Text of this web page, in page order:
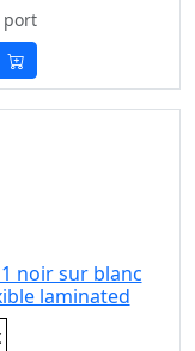
port
noir sur blanc
laminated